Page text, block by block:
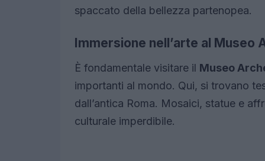
spaccato della bellezza partenopea.
Immersione nell’arte al Museo
È fondamentale visitare il Museo
importanti al mondo. Qui, si trovano
dall’antica Roma. Mosaici, statue e
culturale imperdibile.